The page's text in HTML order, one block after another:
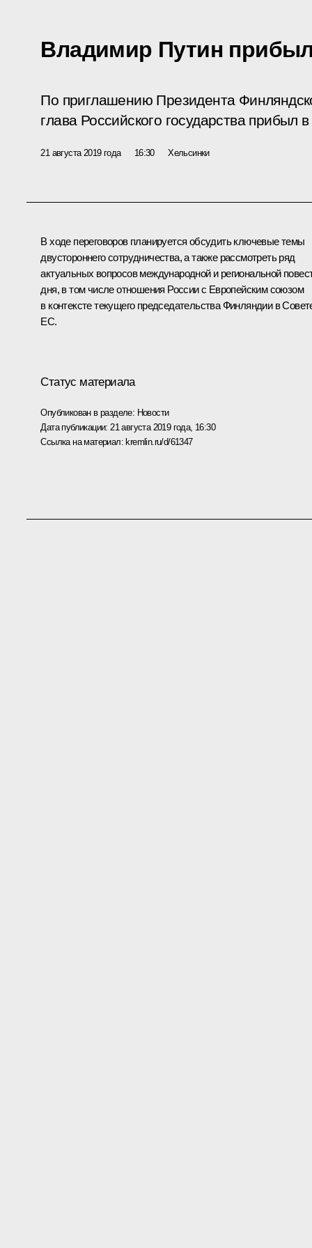
Владимир Путин
По приглашению Президента
глава Российского государства прибыл
21 августа 2019 года 16:30 Хельсинки
В ходе переговоров планируется обсудить ключевые темы
двустороннего сотрудничества, а также рассмотреть ряд
актуальных вопросов международной и региональной
дня, в том числе отношения России с Европейским союзом
в контексте текущего председательства Финляндии в
ЕС.
Статус материала
Опубликован в разделе: Новости
Дата публикации: 21 августа 2019 года, 16:30
Ссылка на материал: kremlin.ru/d/61347